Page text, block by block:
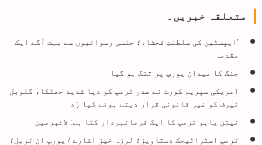
متعلقہ خبریں۔
'ایپسٹین کی سلطنتِ فحشاء؛ جنسی رسوائیوں سے بہت آگے ایک
مقدمہ
جنگ کا میدان یورپ پر تنگ ہو گیا
امریکی سپریم کورٹ نے صدر ٹرمپ کو دیا شدید جھٹکا، گلوبل
ٹیرف کو غیر قانونی قرار دیتے ہوئے کیا رَد
نیتن یاہو ٹرمپ کا ایک فرمانبردار کتا ہے: لائبرمین
ٹرمپ اسٹراٹیجک دستاویز؛ لرزہ خیز اشارے / یورپ ان ٹربل؛